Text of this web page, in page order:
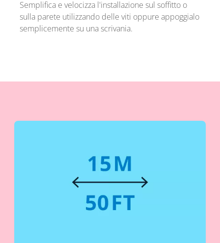
Semplifica e velocizza l'installazione sul soffitto o
sulla parete utilizzando delle viti oppure appoggialo
semplicemente su una scrivania.